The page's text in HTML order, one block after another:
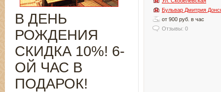
Бульвар Дмитрия
от 900 руб. в час
Отзывы: 0
В ДЕНЬ
РОЖДЕНИЯ
СКИДКА 10%! 6-
ОЙ ЧАС В
ПОДАРОК!